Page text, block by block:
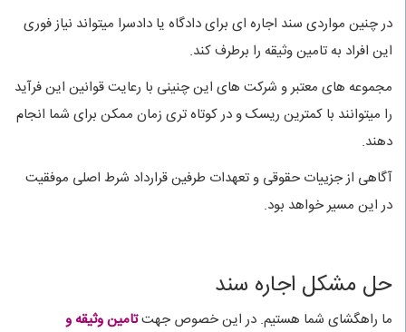
در چنین مواردی سند اجاره ای برای دادگاه یا دادسرا میتواند نیاز فوری
این افراد به تامین وثیقه را برطرف کند.
مجموعه های معتبر و شرکت های این چنینی با رعایت قوانین این فرآید
را میتوانند با کمترین ریسک و در کوتاه تری زمان ممکن برای شما انجام
دهند.
آگاهی از جزییات حقوقی و تعهدات طرفین قرارداد شرط اصلی موفقیت
در این مسیر خواهد بود.
حل مشکل اجاره سند
ما راهگشای شما هستیم. در این خصوص جهتتامین وثیقه و